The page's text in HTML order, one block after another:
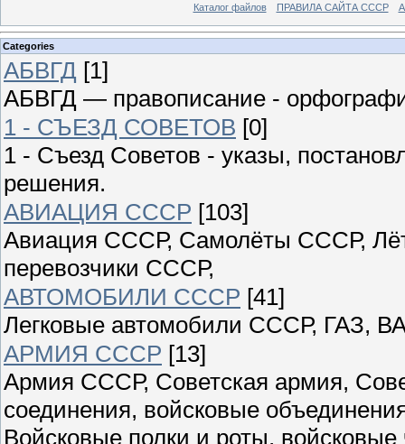
Каталог файлов
ПРАВИЛА САЙТА СССР
Categories
АБВГД [1]
АБВГД — правописание -
1 - СЪЕЗД СОВЕТОВ [0]
1 - Съезд Советов - указы,
решения.
АВИАЦИЯ СССР [103]
Авиация СССР, Самолёты СССР,
перевозчики СССР,
АВТОМОБИЛИ СССР [41]
Легковые автомобили СССР, ГАЗ,
АРМИЯ СССР [13]
Армия СССР, Советская армия,
соединения, войсковые
Войсковые полки и роты, войсковые